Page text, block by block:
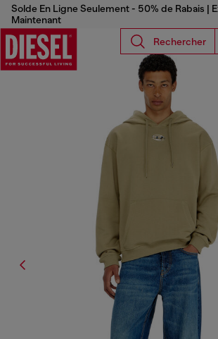
Solde En Ligne Seulement - 50% de Rabais |
Maintenant
Rechercher